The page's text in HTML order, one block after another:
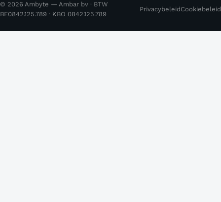
© 2026 Ambyte — Ambar bv · BTW
BE0842.125.789 · KBO 0842.125.789
PrivacybeleidCookiebeleid